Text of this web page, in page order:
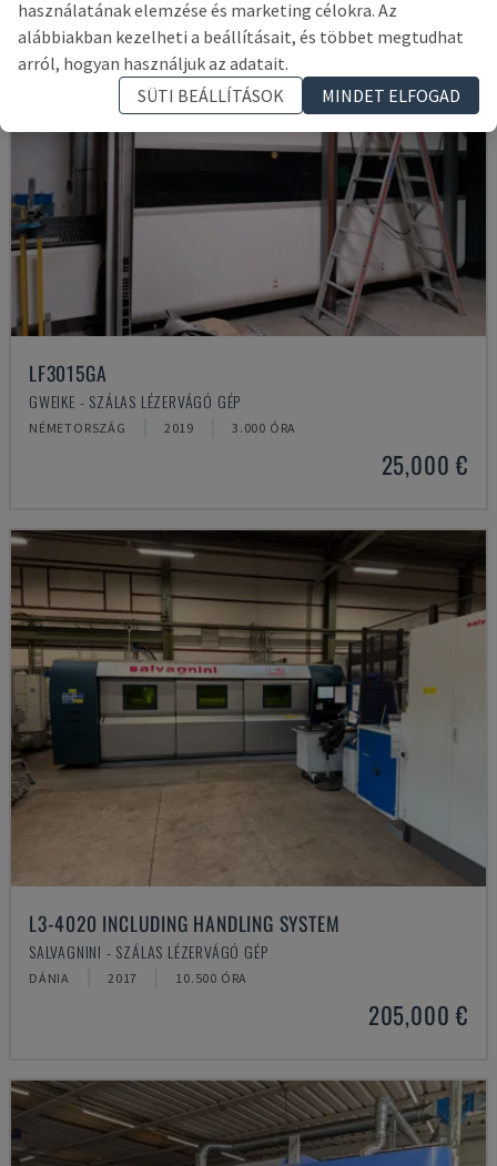
LF3015GA
GWEIKE - SZÁLAS LÉZERVÁGÓ GÉP
NÉMETORSZÁG 2019 3.000 ÓRA
25,000 €
L3-4020 INCLUDING HANDLING SYSTEM
SALVAGNINI - SZÁLAS LÉZERVÁGÓ GÉP
DÁNIA 2017 10.500 ÓRA
205,000 €
használatának elemzése és marketing célokra. Az
alábbiakban kezelheti a beállításait, és többet megtudhat
arról, hogyan használjuk az adatait.
SÜTI BEÁLLÍTÁSOK
MINDET ELFOGAD